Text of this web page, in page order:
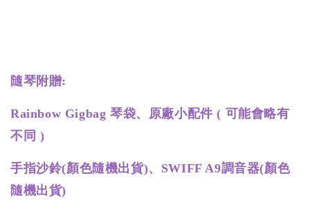
隨琴附贈:
Rainbow Gigbag 琴袋、原廠小配件 ( 可能會略有
不同 )
手指沙鈴(顏色隨機出貨)、SWIFF A9調音器(顏色
隨機出貨)